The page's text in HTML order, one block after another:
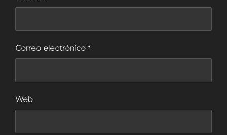
Correo electrónico *
Web